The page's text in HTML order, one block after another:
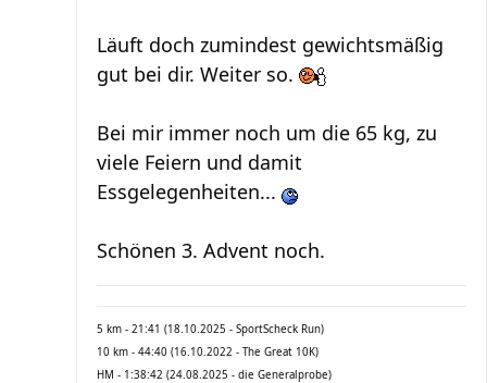
Läuft doch zumindest gewichtsmäßig
gut bei dir. Weiter so.
Bei mir immer noch um die 65 kg, zu
viele Feiern und damit
Essgelegenheiten...
Schönen 3. Advent noch.
5 km - 21:41 (18.10.2025 - SportScheck Run)
10 km - 44:40 (16.10.2022 - The Great 10K)
HM - 1:38:42 (24.08.2025 - die Generalprobe)